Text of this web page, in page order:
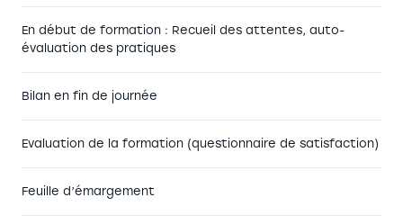
En début de formation : Recueil des attentes, auto-
évaluation des pratiques
Bilan en fin de journée
Evaluation de la formation (questionnaire de satisfaction)
Feuille d’émargement